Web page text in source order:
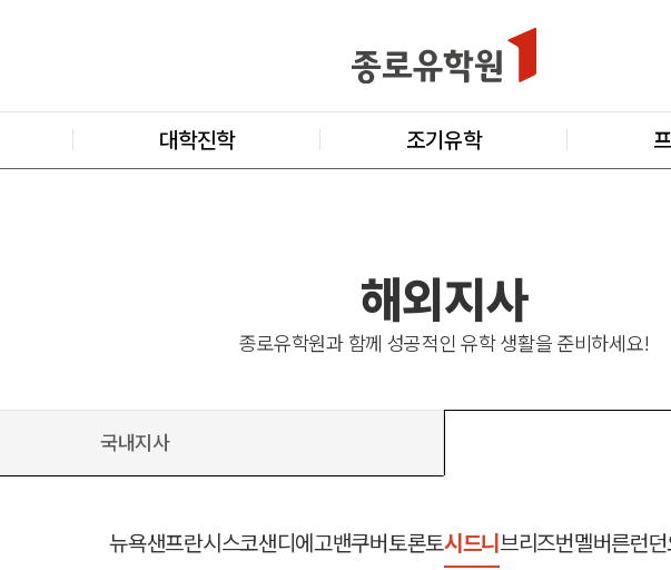
대학진학 조기유학
해외지사
종로유학원과 함께 성공적인 유학 생활을 준비하세요!
국내지사
뉴욕샌프란시스코샌디에고밴쿠버토론토시드니 브리즈번멜버른런던